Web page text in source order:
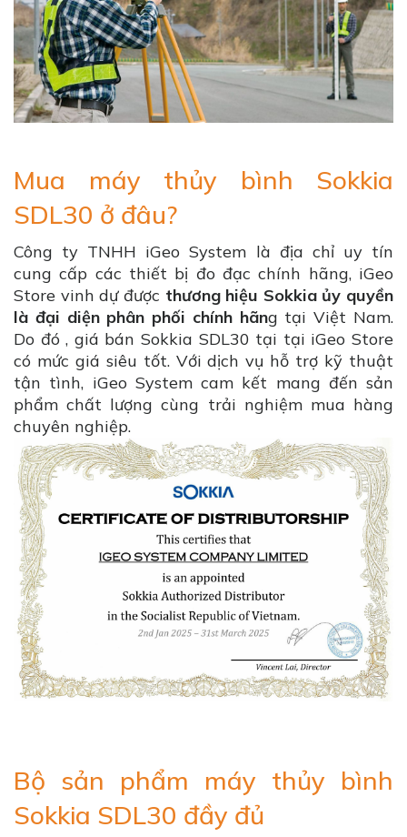
Mua máy thủy bình Sokkia
SDL30 ở đâu?
Công ty TNHH iGeo System là địa chỉ uy tín
cung cấp các thiết bị đo đạc chính hãng, iGeo
Store vinh dự được thương hiệu Sokkia ủy quyền
là đại diện phân phối chính hãng tại Việt Nam.
Do đó , giá bán Sokkia SDL30 tại tại iGeo Store
có mức giá siêu tốt. Với dịch vụ hỗ trợ kỹ thuật
tận tình, iGeo System cam kết mang đến sản
phẩm chất lượng cùng trải nghiệm mua hàng
chuyên nghiệp.
Bộ sản phẩm máy thủy bình
Sokkia SDL30 đầy đủ